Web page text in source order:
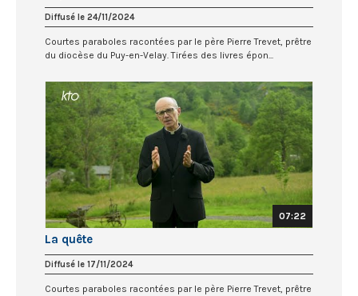
Diffusé le 24/11/2024
Courtes paraboles racontées par le père Pierre Trevet, prêtre
du diocèse du Puy-en-Velay. Tirées des livres épon...
07:22
La quête
Diffusé le 17/11/2024
Courtes paraboles racontées par le père Pierre Trevet, prêtre